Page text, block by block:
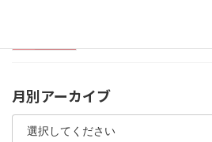
月別アーカイブ